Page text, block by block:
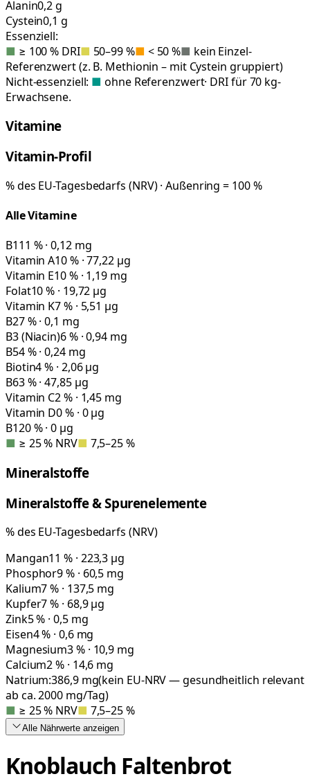
Alanin0,2 g
Cystein0,1 g
Essenziell:
■ ≥ 100 % DRI■ 50–99 %■ < 50 %■ kein Einzel-
Referenzwert (z. B. Methionin – mit Cystein gruppiert)
Nicht-essenziell: ■ ohne Referenzwert· DRI für 70 kg-
Erwachsene.
Vitamine
Vitamin-Profil
% des EU-Tagesbedarfs (NRV) · Außenring = 100 %
Alle Vitamine
B111 % · 0,12 mg
Vitamin A10 % · 77,22 µg
Vitamin E10 % · 1,19 mg
Folat10 % · 19,72 µg
Vitamin K7 % · 5,51 µg
B27 % · 0,1 mg
B3 (Niacin)6 % · 0,94 mg
B54 % · 0,24 mg
Biotin4 % · 2,06 µg
B63 % · 47,85 µg
Vitamin C2 % · 1,45 mg
Vitamin D0 % · 0 µg
B120 % · 0 µg
■ ≥ 25 % NRV■ 7,5–25 %
Mineralstoffe
Mineralstoffe & Spurenelemente
% des EU-Tagesbedarfs (NRV)
Mangan11 % · 223,3 µg
Phosphor9 % · 60,5 mg
Kalium7 % · 137,5 mg
Kupfer7 % · 68,9 µg
Zink5 % · 0,5 mg
Eisen4 % · 0,6 mg
Magnesium3 % · 10,9 mg
Calcium2 % · 14,6 mg
Natrium:386,9mg(kein EU-NRV — gesundheitlich relevant
ab ca. 2000 mg/Tag)
■ ≥ 25 % NRV■ 7,5–25 %
Alle Nährwerte anzeigen
Knoblauch Faltenbrot